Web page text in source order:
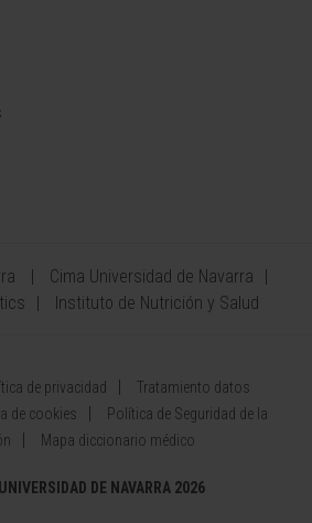
Cima Universidad de Navarra
Instituto de Nutrición y Salud
de privacidad
Tratamiento datos
de cookies
Política de Seguridad de la
Mapa diccionario médico
DE NAVARRA 2026